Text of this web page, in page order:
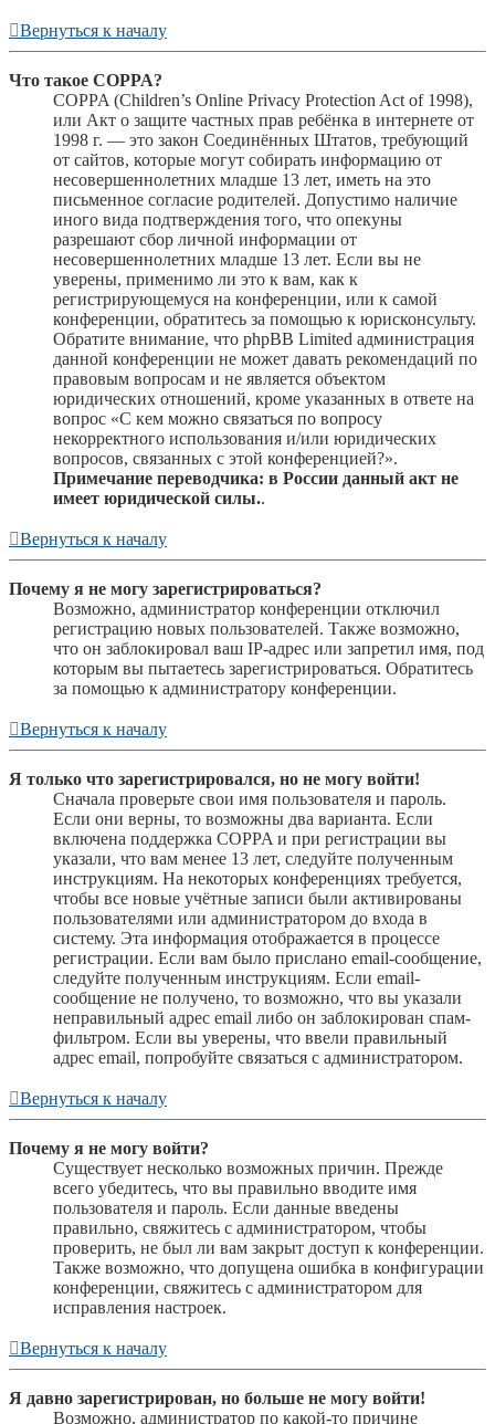
Вернуться к началу
Что такое COPPA?
COPPA (Children’s Online Privacy Protection Act of 1998),
или Акт о защите частных прав ребёнка в интернете от
1998 г. — это закон Соединённых Штатов, требующий
от сайтов, которые могут собирать информацию от
несовершеннолетних младше 13 лет, иметь на это
письменное согласие родителей. Допустимо наличие
иного вида подтверждения того, что опекуны
разрешают сбор личной информации от
несовершеннолетних младше 13 лет. Если вы не
уверены, применимо ли это к вам, как к
регистрирующемуся на конференции, или к самой
конференции, обратитесь за помощью к юрисконсульту.
Обратите внимание, что phpBB Limited администрация
данной конференции не может давать рекомендаций по
правовым вопросам и не является объектом
юридических отношений, кроме указанных в ответе на
вопрос «С кем можно связаться по вопросу
некорректного использования и/или юридических
вопросов, связанных с этой конференцией?».
Примечание переводчика: в России данный акт не
имеет юридической силы..
Вернуться к началу
Почему я не могу зарегистрироваться?
Возможно, администратор конференции отключил
регистрацию новых пользователей. Также возможно,
что он заблокировал ваш IP-адрес или запретил имя, под
которым вы пытаетесь зарегистрироваться. Обратитесь
за помощью к администратору конференции.
Вернуться к началу
Я только что зарегистрировался, но не могу войти!
Сначала проверьте свои имя пользователя и пароль.
Если они верны, то возможны два варианта. Если
включена поддержка COPPA и при регистрации вы
указали, что вам менее 13 лет, следуйте полученным
инструкциям. На некоторых конференциях требуется,
чтобы все новые учётные записи были активированы
пользователями или администратором до входа в
систему. Эта информация отображается в процессе
регистрации. Если вам было прислано email-сообщение,
следуйте полученным инструкциям. Если email-
сообщение не получено, то возможно, что вы указали
неправильный адрес email либо он заблокирован спам-
фильтром. Если вы уверены, что ввели правильный
адрес email, попробуйте связаться с администратором.
Вернуться к началу
Почему я не могу войти?
Существует несколько возможных причин. Прежде
всего убедитесь, что вы правильно вводите имя
пользователя и пароль. Если данные введены
правильно, свяжитесь с администратором, чтобы
проверить, не был ли вам закрыт доступ к конференции.
Также возможно, что допущена ошибка в конфигурации
конференции, свяжитесь с администратором для
исправления настроек.
Вернуться к началу
Я давно зарегистрирован, но больше не могу войти!
Возможно, администратор по какой-то причине